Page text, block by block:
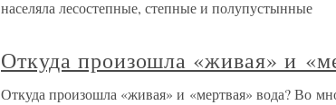
населяла лесостепные, степные и полупустынные
Откуда произошла «живая» и
Откуда произошла «живая» и «мертвая» вода? Во